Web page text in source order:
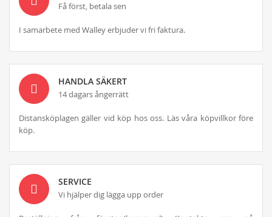
Få först, betala sen
I samarbete med Walley erbjuder vi fri faktura.
HANDLA SÄKERT
14 dagars ångerrätt
Distansköplagen gäller vid köp hos oss. Läs våra köpvillkor före
köp.
SERVICE
Vi hjälper dig lägga upp order